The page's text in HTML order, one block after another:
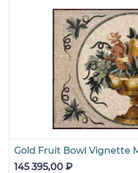
Gold Fruit Bowl Vignette
145 395,00 ₽